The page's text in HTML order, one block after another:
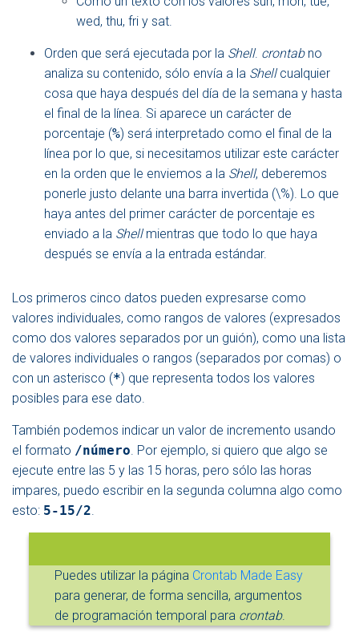
wed, thu, fri y sat.
Orden que será ejecutada por la Shell. crontabno
analiza su contenido, sólo envía a la Shellcualquier
cosa que haya después del día de la semana y hasta
el final de la línea. Si aparece un carácter de
porcentaje (%) será interpretado como el final de la
línea por lo que, si necesitamos utilizar este carácter
en la orden que le enviemos a la Shell, deberemos
ponerle justo delante una barra invertida (\%). Lo que
haya antes del primer carácter de porcentaje es
enviado a la Shellmientras que todo lo que haya
después se envía a la entrada estándar.
Los primeros cinco datos pueden expresarse como
valores individuales, como rangos de valores (expresados
como dos valores separados por un guión), como una lista
de valores individuales o rangos (separados por comas) o
con un asterisco (*) que representa todos los valores
posibles para ese dato.
También podemos indicar un valor de incremento usando
el formato /número. Por ejemplo, si quiero que algo se
ejecute entre las 5 y las 15 horas, pero sólo las horas
impares, puedo escribir en la segunda columna algo como
esto: 5-15/2.
Puedes utilizar la página Crontab Made Easy
para generar, de forma sencilla, argumentos
de programación temporal para crontab.